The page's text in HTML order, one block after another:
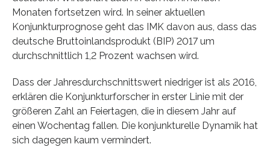
Monaten fortsetzen wird. In seiner aktuellen
Konjunkturprognose geht das IMK davon aus, dass das
deutsche Bruttoinlandsprodukt (BIP) 2017 um
durchschnittlich 1,2 Prozent wachsen wird.
Dass der Jahresdurchschnittswert niedriger ist als 2016,
erklären die Konjunkturforscher in erster Linie mit der
größeren Zahl an Feiertagen, die in diesem Jahr auf
einen Wochentag fallen. Die konjunkturelle Dynamik hat
sich dagegen kaum vermindert.